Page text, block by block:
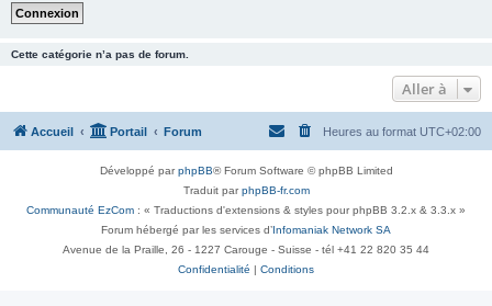
Cette catégorie n’a pas de forum.
Aller à
Accueil Portail Forum Heures au format UTC+02:00
Développé parphpBB® Forum Software © phpBB Limited
Traduit parphpBB-fr.com
Communauté EzCom : « Traductions d'extensions & styles pour phpBB 3.2.x & 3.3.x »
Forum hébergé par les services d’ Infomaniak Network SA
Avenue de la Praille, 26 - 1227 Carouge - Suisse - tél +41 22 820 35 44
Confidentialité
Conditions